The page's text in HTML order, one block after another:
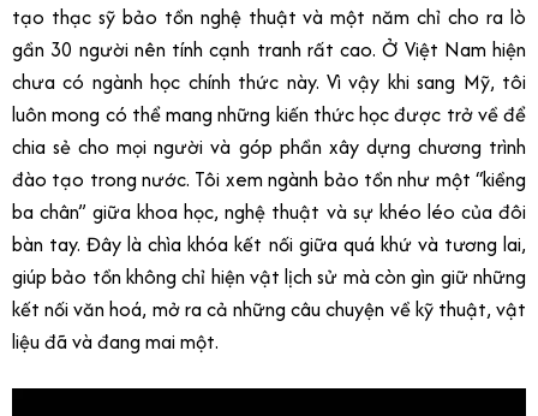
tạo thạc sỹ bảo tồn nghệ thuật và một năm chỉ cho ra lò
gần 30 người nên tính cạnh tranh rất cao. Ở Việt Nam hiện
chưa có ngành học chính thức này. Vì vậy khi sang Mỹ, tôi
luôn mong có thể mang những kiến thức học được trở về để
chia sẻ cho mọi người và góp phần xây dựng chương trình
đào tạo trong nước. Tôi xem ngành bảo tồn như một “kiềng
ba chân” giữa khoa học, nghệ thuật và sự khéo léo của đôi
bàn tay. Đây là chìa khóa kết nối giữa quá khứ và tương lai,
giúp bảo tồn không chỉ hiện vật lịch sử mà còn gìn giữ những
kết nối văn hoá, mở ra cả những câu chuyện về kỹ thuật, vật
liệu đã và đang mai một.